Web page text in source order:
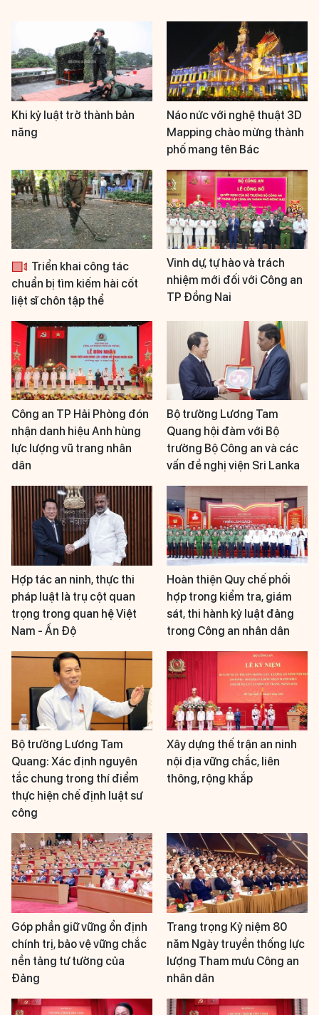
Khi kỷ luật trở thành bản
năng
Náo nức với nghệ thuật 3D
Mapping chào mừng thành
phố mang tên Bác
Triển khai công tác
chuẩn bị tìm kiếm hài cốt
liệt sĩ chôn tập thể
Vinh dự, tự hào và trách
nhiệm mới đối với Công an
TP Đồng Nai
Công an TP Hải Phòng đón
nhận danh hiệu Anh hùng
lực lượng vũ trang nhân
dân
Bộ trưởng Lương Tam
Quang hội đàm với Bộ
trưởng Bộ Công an và các
vấn đề nghị viện Sri Lanka
Hợp tác an ninh, thực thi
pháp luật là trụ cột quan
trọng trong quan hệ Việt
Nam - Ấn Độ
Hoàn thiện Quy chế phối
hợp trong kiểm tra, giám
sát, thi hành kỷ luật đảng
trong Công an nhân dân
Bộ trưởng Lương Tam
Quang: Xác định nguyên
tắc chung trong thí điểm
thực hiện chế định luật sư
công
Xây dựng thế trận an ninh
nội địa vững chắc, liên
thông, rộng khắp
Góp phần giữ vững ổn định
chính trị, bảo vệ vững chắc
nền tảng tư tưởng của
Đảng
Trang trọng Kỷ niệm 80
năm Ngày truyền thống lực
lượng Tham mưu Công an
nhân dân